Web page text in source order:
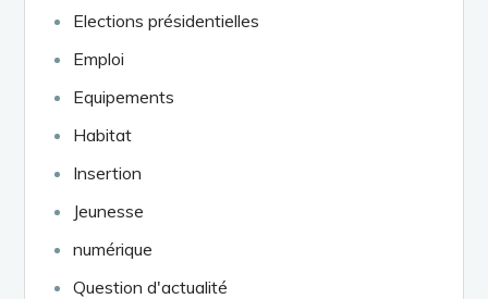
Elections présidentielles
Emploi
Equipements
Habitat
Insertion
Jeunesse
numérique
Question d'actualité